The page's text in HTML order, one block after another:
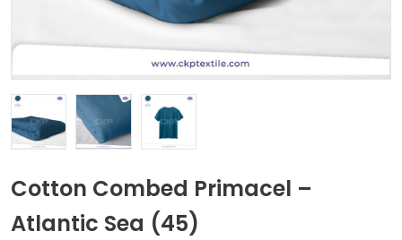
Cotton Combed Primacel –
Atlantic Sea (45)